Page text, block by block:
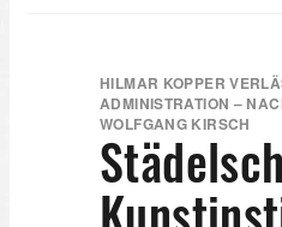
HILMAR KOPPER
ADMINISTRATION –
WOLFGANG KIRSCH